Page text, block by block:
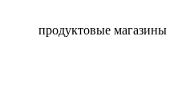
продуктовые магазины